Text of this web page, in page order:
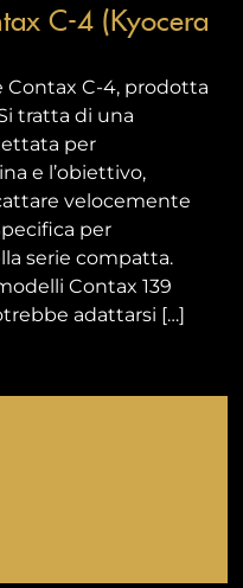
C-4 (Kyocera
C-4, prodotta
tratta di una
per
e l’obiettivo,
velocemente
per
serie compatta.
Contax 139
adattarsi […]